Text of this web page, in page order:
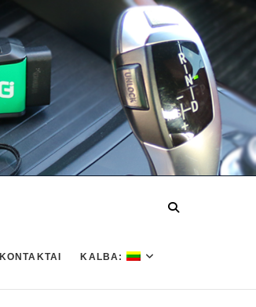
KONTAKTAI KALBA: